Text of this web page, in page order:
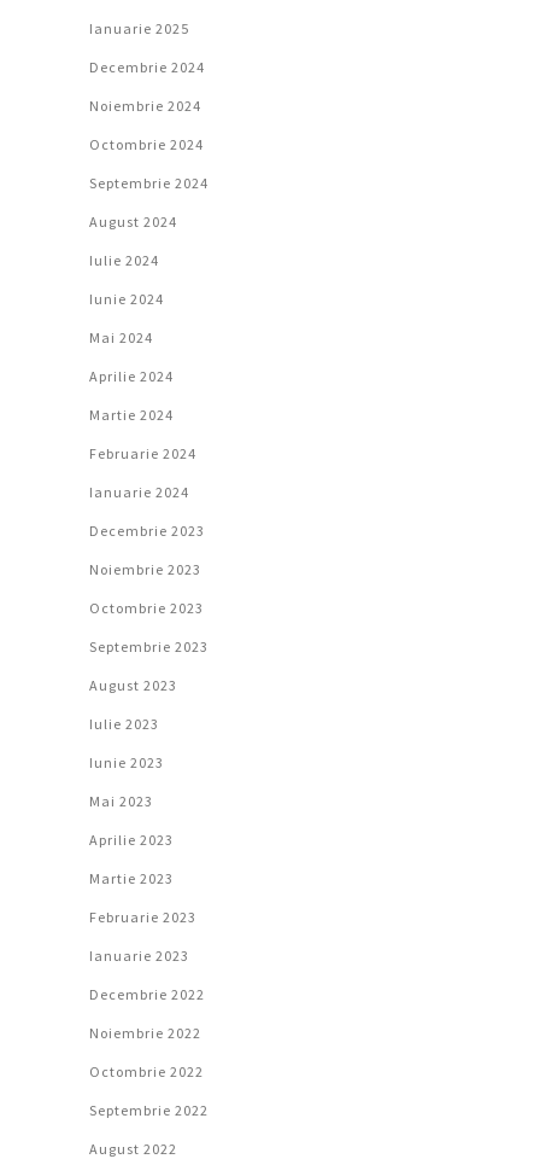
Ianuarie 2025
Decembrie 2024
Noiembrie 2024
Octombrie 2024
Septembrie 2024
August 2024
Iulie 2024
Iunie 2024
Mai 2024
Aprilie 2024
Martie 2024
Februarie 2024
Ianuarie 2024
Decembrie 2023
Noiembrie 2023
Octombrie 2023
Septembrie 2023
August 2023
Iulie 2023
Iunie 2023
Mai 2023
Aprilie 2023
Martie 2023
Februarie 2023
Ianuarie 2023
Decembrie 2022
Noiembrie 2022
Octombrie 2022
Septembrie 2022
August 2022